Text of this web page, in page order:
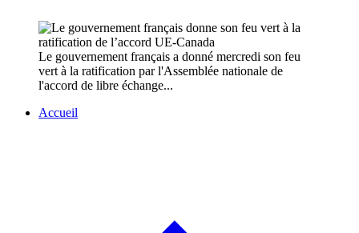
Le gouvernement français a donné mercredi son feu
vert à la ratification par l'Assemblée nationale de
l'accord de libre échange...
Accueil